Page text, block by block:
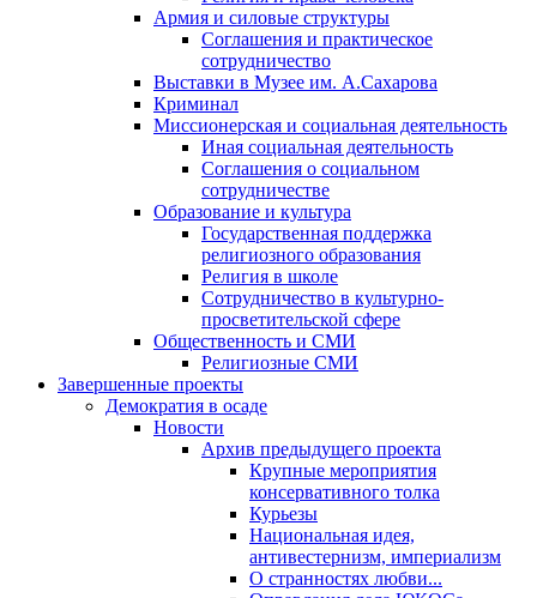
Армия и силовые структуры
Соглашения и практическое
сотрудничество
Выставки в Музее им. А.Сахарова
Криминал
Миссионерская и социальная деятельность
Иная социальная деятельность
Соглашения о социальном
сотрудничестве
Образование и культура
Государственная поддержка
религиозного образования
Религия в школе
Сотрудничество в культурно-
просветительской сфере
Общественность и СМИ
Религиозные СМИ
Завершенные проекты
Демократия в осаде
Новости
Архив предыдущего проекта
Крупные мероприятия
консервативного толка
Курьезы
Национальная идея,
антивестернизм, империализм
О странностях любви...